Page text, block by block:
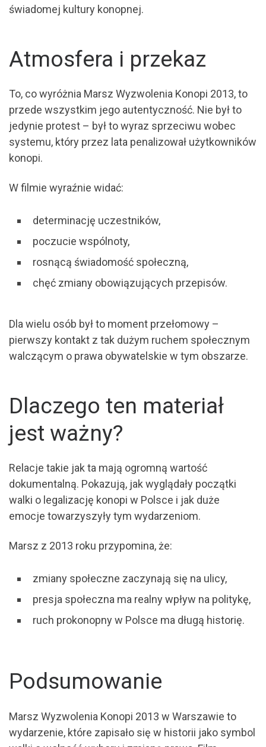
świadomej kultury konopnej.
Atmosfera i przekaz
To, co wyróżnia Marsz Wyzwolenia Konopi 2013, to
przede wszystkim jego autentyczność. Nie był to
jedynie protest – był to wyraz sprzeciwu wobec
systemu, który przez lata penalizował użytkowników
konopi.
W filmie wyraźnie widać:
determinację uczestników,
poczucie wspólnoty,
rosnącą świadomość społeczną,
chęć zmiany obowiązujących przepisów.
Dla wielu osób był to moment przełomowy –
pierwszy kontakt z tak dużym ruchem społecznym
walczącym o prawa obywatelskie w tym obszarze.
Dlaczego ten materiał
jest ważny?
Relacje takie jak ta mają ogromną wartość
dokumentalną. Pokazują, jak wyglądały początki
walki o legalizację konopi w Polsce i jak duże
emocje towarzyszyły tym wydarzeniom.
Marsz z 2013 roku przypomina, że:
zmiany społeczne zaczynają się na ulicy,
presja społeczna ma realny wpływ na politykę,
ruch prokonopny w Polsce ma długą historię.
Podsumowanie
Marsz Wyzwolenia Konopi 2013 w Warszawie to
wydarzenie, które zapisało się w historii jako symbol